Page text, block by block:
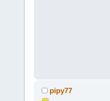
pipy77